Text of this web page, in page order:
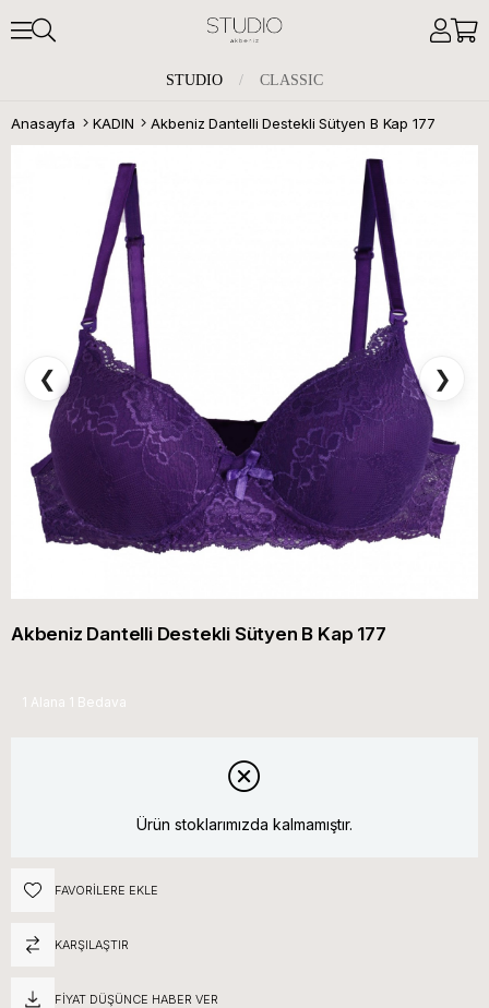
STUDIO / CLASSIC
Anasayfa KADIN Akbeniz Dantelli Destekli Sütyen B Kap 177
❮ ❯
Akbeniz Dantelli Destekli Sütyen B Kap 177
1 Alana 1 Bedava
Ürün stoklarımızda kalmamıştır.
FAVORILERE EKLE
KARŞILAŞTIR
FIYAT DÜŞÜNCE HABER VER